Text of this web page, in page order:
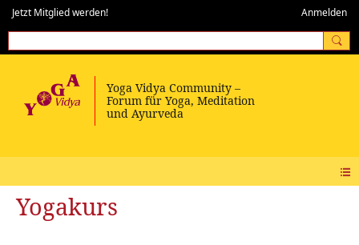
Jetzt Mitglied werden! Anmelden
Yogakurs